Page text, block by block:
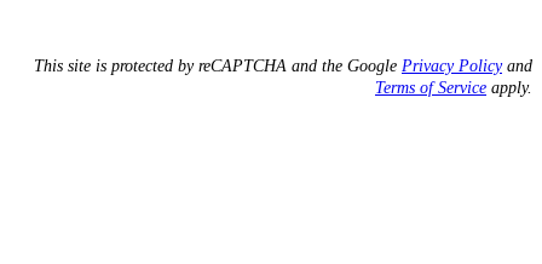
This site is protected by reCAPTCHA and the Google Privacy Policyand
Terms of Service apply.